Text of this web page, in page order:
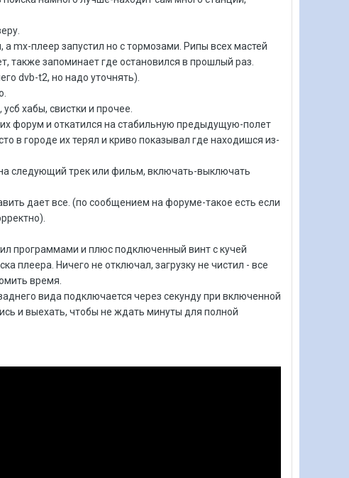
mx-плеер запустил но с тормозами. Рипы всех мастей
также запоминает где остановился в прошлый раз.
dvb-t2, но надо уточнять).
хабы, свистки и прочее.
форум и откатился на стабильную предыдущую-полет
в городе их терял и криво показывал где находишся из-
следующий трек или фильм, включать-выключать
дает все. (по сообщением на форуме-такое есть если
программами и плюс подключенный винт с кучей
плеера. Ничего не отключал, загрузку не чистил - все
время.
вида подключается через секунду при включенной
и выехать, чтобы не ждать минуты для полной